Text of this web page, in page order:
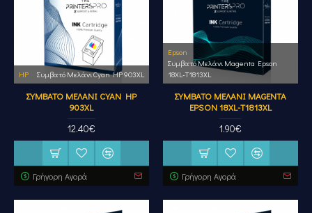
HP Συμβατό Μελάνι Cyan HP 903XL
ΣΥΜΒΑΤΌ ΜΕΛΆΝΙ CYAN HP
903XL
12.40€
Γρήγορη Αγορά
Epson
Συμβατό Μελάνι Magenta Epson
18XL-T1813XL
ΣΥΜΒΑΤΌ ΜΕΛΆΝΙ MAGENTA
EPSON 18XL-T1813XL
1.90€
Γρήγορη Αγορά